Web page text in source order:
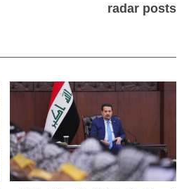
radar posts